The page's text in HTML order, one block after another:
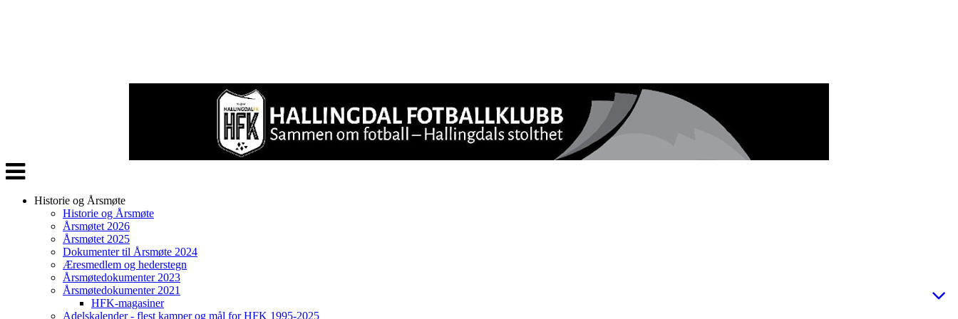
Veksle
navigasjon
Historie og Årsmøte
Historie og Årsmøte
Årsmøtet 2026
Årsmøtet 2025
Dokumenter til Årsmøte 2024
Æresmedlem og hederstegn
Årsmøtedokumenter 2023
Årsmøtedokumenter 2021
HFK-magasiner
Adelskalender - flest kamper og mål for HFK 1995-2025